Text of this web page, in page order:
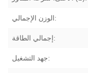
الوزن الإجمالي:
إجمالي الطاقة:
جهد التشغيل: